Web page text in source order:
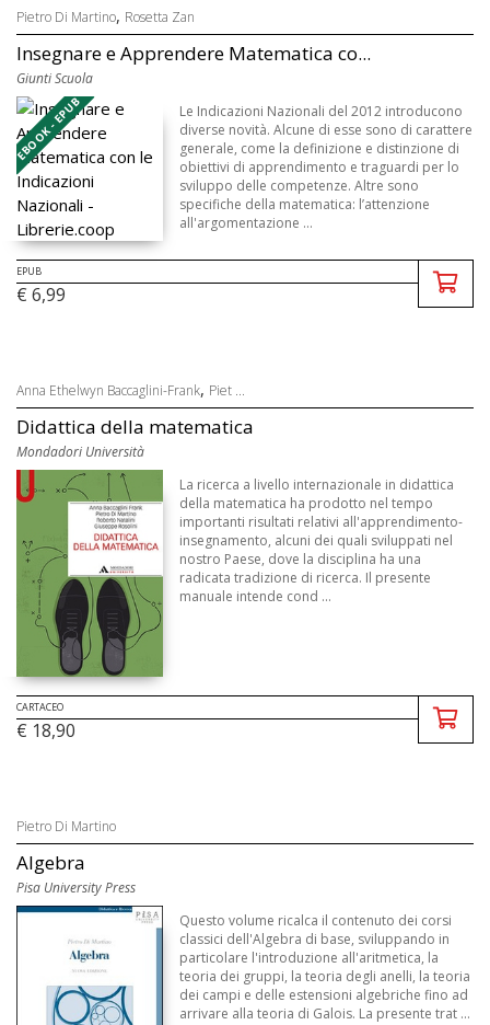
Pietro Di Martino, Rosetta Zan
Insegnare e Apprendere Matematica co...
Giunti Scuola
EBOOK - EPUB
Le Indicazioni Nazionali del 2012 introducono
diverse novità. Alcune di esse sono di carattere
generale, come la definizione e distinzione di
obiettivi di apprendimento e traguardi per lo
sviluppo delle competenze. Altre sono
specifiche della matematica: l’attenzione
all'argomentazione ...
EPUB
€ 6,99
Anna Ethelwyn Baccaglini-Frank, Piet ...
Didattica della matematica
Mondadori Università
La ricerca a livello internazionale in didattica
della matematica ha prodotto nel tempo
importanti risultati relativi all'apprendimento-
insegnamento, alcuni dei quali sviluppati nel
nostro Paese, dove la disciplina ha una
radicata tradizione di ricerca. Il presente
manuale intende cond ...
CARTACEO
€ 18,90
Pietro Di Martino
Algebra
Pisa University Press
Questo volume ricalca il contenuto dei corsi
classici dell'Algebra di base, sviluppando in
particolare l'introduzione all'aritmetica, la
teoria dei gruppi, la teoria degli anelli, la teoria
dei campi e delle estensioni algebriche fino ad
arrivare alla teoria di Galois. La presente trat ...